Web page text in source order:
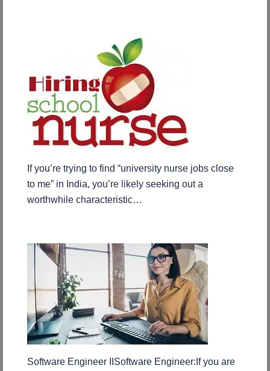
If you’re trying to find “university nurse jobs close
to me” in India, you’re likely seeking out a
worthwhile characteristic…
Software Engineer IISoftware Engineer:If you are